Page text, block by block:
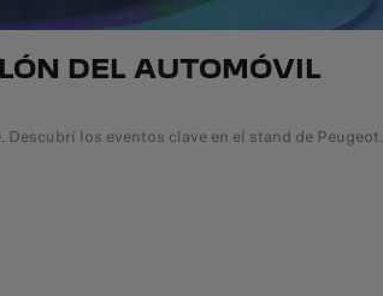
DEL AUTOMÓVIL
los eventos clave en el stand de Peugeot.